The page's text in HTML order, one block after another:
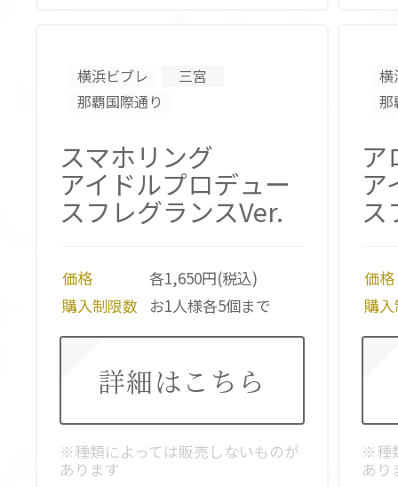
横浜ビブレ
三宮
那覇国際通り
スマホリング
アイドルプロデュー
スフレグランスVer.
価格
各1,650円(税込)
購入制限数
お1人様各5個まで
詳細はこちら
※種類によっては販売しないものが
あります
横
那
ア
ア
ス
価格
購
※種
あり